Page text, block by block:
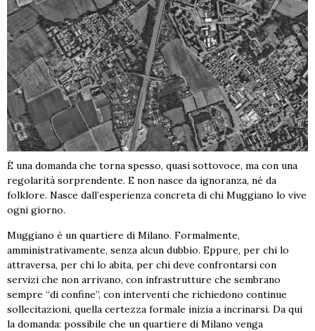
È una domanda che torna spesso, quasi sottovoce, ma con una
regolarità sorprendente. E non nasce da ignoranza, né da
folklore. Nasce dall’esperienza concreta di chi Muggiano lo vive
ogni giorno.
Muggiano è un quartiere di Milano. Formalmente,
amministrativamente, senza alcun dubbio. Eppure, per chi lo
attraversa, per chi lo abita, per chi deve confrontarsi con
servizi che non arrivano, con infrastrutture che sembrano
sempre “di confine”, con interventi che richiedono continue
sollecitazioni, quella certezza formale inizia a incrinarsi. Da qui
la domanda: possibile che un quartiere di Milano venga